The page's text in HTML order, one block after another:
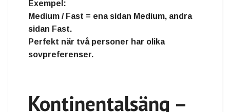
Exempel:
Medium / Fast = ena sidan Medium, andra
sidan Fast.
Perfekt när två personer har olika
sovpreferenser.
Kontinentalsäng –